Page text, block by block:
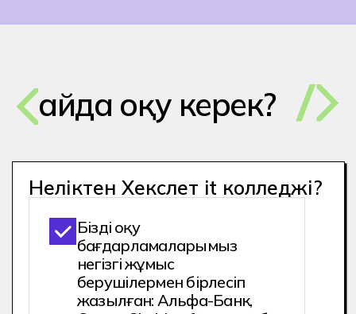
Біз маңызды нәрсеге мән
жүреді
Ал студенттер бірінші курстан
бастап портфолио жинайды.
Оқу барысында сіз 2000+
тәжірибе аласыз, бұл орташа
есеппен 1 жылдық коммерциялық
тәжірибеге тең.